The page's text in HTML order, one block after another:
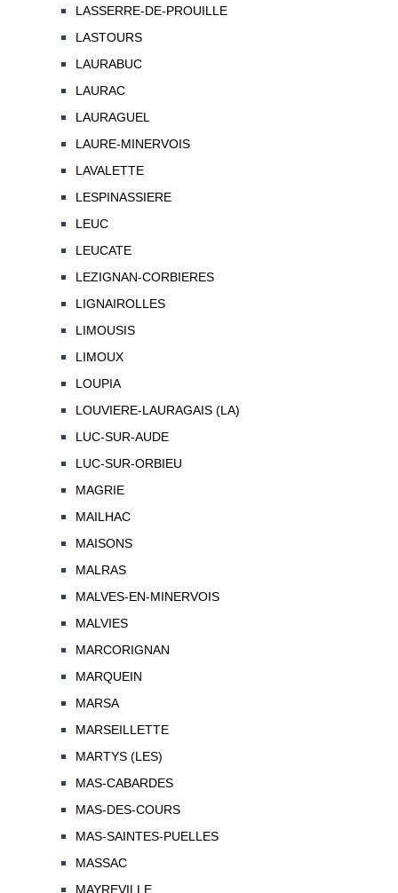
LASSERRE-DE-PROUILLE
LASTOURS
LAURABUC
LAURAC
LAURAGUEL
LAURE-MINERVOIS
LAVALETTE
LESPINASSIERE
LEUC
LEUCATE
LEZIGNAN-CORBIERES
LIGNAIROLLES
LIMOUSIS
LIMOUX
LOUPIA
LOUVIERE-LAURAGAIS (LA)
LUC-SUR-AUDE
LUC-SUR-ORBIEU
MAGRIE
MAILHAC
MAISONS
MALRAS
MALVES-EN-MINERVOIS
MALVIES
MARCORIGNAN
MARQUEIN
MARSA
MARSEILLETTE
MARTYS (LES)
MAS-CABARDES
MAS-DES-COURS
MAS-SAINTES-PUELLES
MASSAC
MAYREVILLE